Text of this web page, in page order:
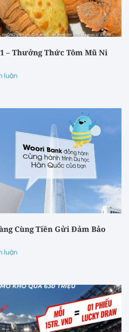
– Thưởng Thức Tôm Mũ Ni
luận
Cùng Tiền Gửi Đảm Bảo
luận